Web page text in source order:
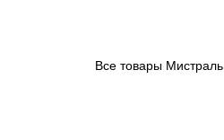
Все товары Мистраль